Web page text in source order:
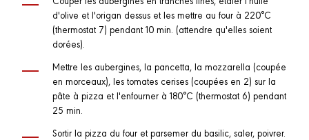
d'olive et l'origan dessus et les mettre au four à 220°C
(thermostat 7) pendant 10 min. (attendre qu'elles soient
dorées).
Mettre les aubergines, la pancetta, la mozzarella (coupée
en morceaux), les tomates cerises (coupées en 2) sur la
pâte à pizza et l'enfourner à 180°C (thermostat 6) pendant
25 min.
Sortir la pizza du four et parsemer du basilic, saler, poivrer.